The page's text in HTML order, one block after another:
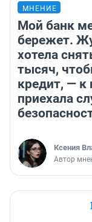
МНЕНИЕ
Мой банк
бережет.
хотела
тысяч,
кредит, — к
приехала
Ксения
Автор